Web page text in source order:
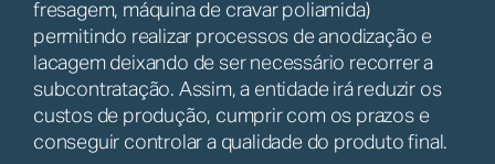
fresagem, máquina de cravar poliamida)
permitindo realizar processos de anodização e
lacagem deixando de ser necessário recorrer a
subcontratação. Assim, a entidade irá reduzir os
custos de produção, cumprir com os prazos e
conseguir controlar a qualidade do produto final.